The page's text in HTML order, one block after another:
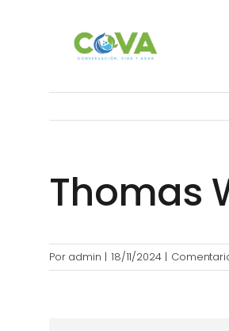
Thomas
Por admin | 18/11/2024 |